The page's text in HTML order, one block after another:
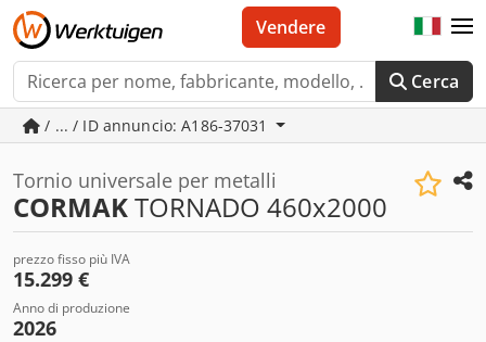
Cerca
Vendere
/ ... / ID annuncio: A186-37031
Tornio universale per metalli
CORMAKTORNADO 460x2000
prezzo fisso più IVA
15.299 €
Anno di produzione
2026